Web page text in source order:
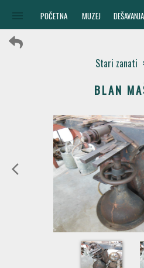
POČETNA MUZEJ DEŠAVANJA
Stari zanati
BLAN
arrow_back_ios